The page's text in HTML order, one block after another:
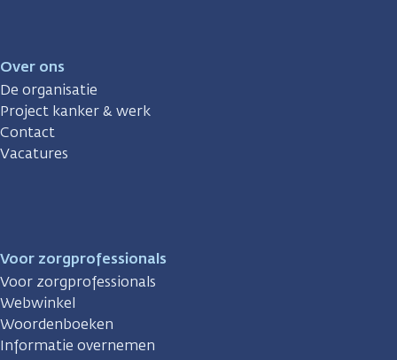
Over ons
De organisatie
Project kanker & werk
Contact
Vacatures
Voor zorgprofessionals
Voor zorgprofessionals
Webwinkel
Woordenboeken
Informatie overnemen